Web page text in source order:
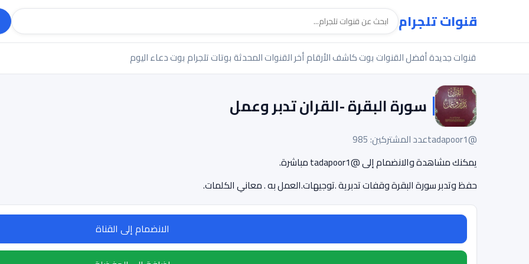
قنوات تلجرام
قنوات جديدةأفضل القنواتبوت كاشف الأرقامأخر القنوات المحدثةبوتات تلجرام بوت دعاء اليوم
سورة البقرة -القران تدبر وعمل
@tadapoor1
عدد المشتركين: 985
يمكنك مشاهدة والانضمام إلى @tadapoor1 مباشرة.
حفظ وتدبر سورة البقرة وقفات تدبرية .توجيهات.العمل به . معاني الكلمات.
الانضمام إلى القناة